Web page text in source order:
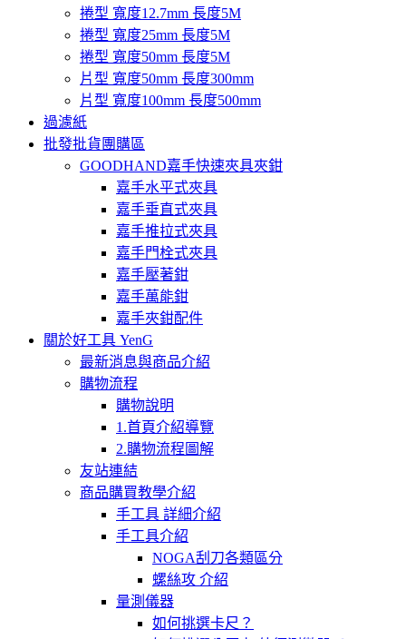
捲型 寬度12.7mm 長度5M
捲型 寬度25mm 長度5M
捲型 寬度50mm 長度5M
片型 寬度50mm 長度300mm
片型 寬度100mm 長度500mm
過濾紙
批發批貨團購區
GOODHAND嘉手快速夾具夾鉗
嘉手水平式夾具
嘉手垂直式夾具
嘉手推拉式夾具
嘉手門栓式夾具
嘉手壓著鉗
嘉手萬能鉗
嘉手夾鉗配件
關於好工具 YenG
最新消息與商品介紹
購物流程
購物說明
1.首頁介紹導覽
2.購物流程圖解
友站連結
商品購買教學介紹
手工具 詳細介紹
手工具介紹
NOGA刮刀各類區分
螺絲攻 介紹
量測儀器
如何挑選卡尺？